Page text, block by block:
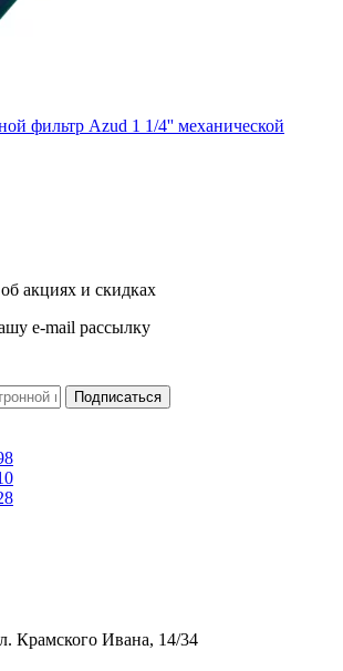
фильтр Azud 1 1/4'' механической
акциях и скидках
e-mail рассылку
Подписаться
Крамского Ивана, 14/34